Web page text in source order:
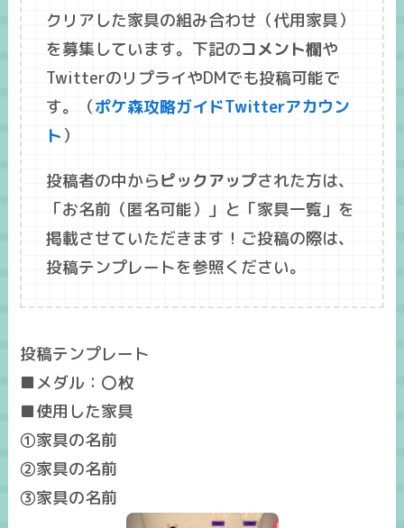
クリアした家具の組み合わせ（代用家具）
を募集しています。下記のコメント欄や
TwitterのリプライやDMでも投稿可能で
す。（ポケ森攻略ガイドTwitterアカウン
ト ）
投稿者の中からピックアップされた方は、
「お名前 （匿名可能）」と「家具一覧 」を
掲載させていただきます！ご投稿の際は、
投稿テンプレートを参照ください。
投稿テンプレート
■メダル：〇枚
■使用した家具
①家具の名前
②家具の名前
③家具の名前